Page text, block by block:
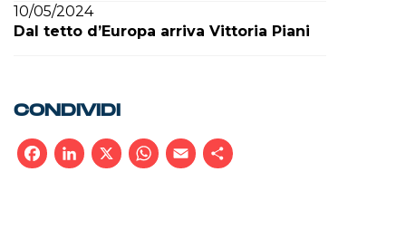
10/05/2024
Dal tetto d’Europa arriva Vittoria Piani
CONDIVIDI